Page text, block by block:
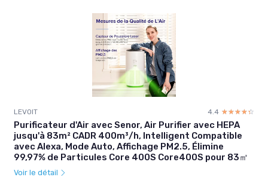
LEVOIT 4.4 ☆☆☆☆☆
★★★★★
Purificateur d'Air avec Senor, Air Purifier avec HEPA
jusqu'à 83m² CADR 400m³/h, Intelligent Compatible
avec Alexa, Mode Auto, Affichage PM2.5, Élimine
99,97% de Particules Core 400S Core400S pour 83㎡
Voir le détail